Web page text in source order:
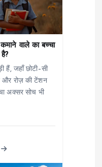
वाले का बच्चा
हैं, जहाँ छोटी–सी
और रोज़ की टेंशन
अक्सर सोच भी